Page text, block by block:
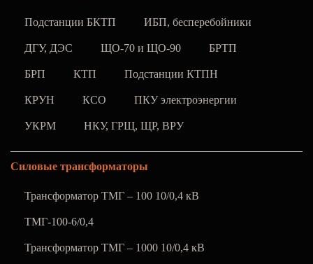
Подстанции БКТП ИБП, бесперебойники
ДГУ, ДЭС ЩО-70 и ЩО-90 БРТП
БРП КТП Подстанции КТПН
КРУН КСО ПКУ электроэнергии
УКРМ НКУ, ГРЩ, ЩР, ВРУ
Силовые трансформаторы
Трансформатор ТМГ – 100 10/0,4 кВ
ТМГ-100-6/0,4
Трансформатор ТМГ – 1000 10/0,4 кВ